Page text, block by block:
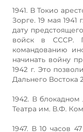
1941. В Токио
Зорге. 19 мая
дату
войск в СССР.
командованию
начинать войну
1942 г. Это
Дальнего Востока
1942. В блокадном
Театра им. В.Ф.
1947. В 10 часов